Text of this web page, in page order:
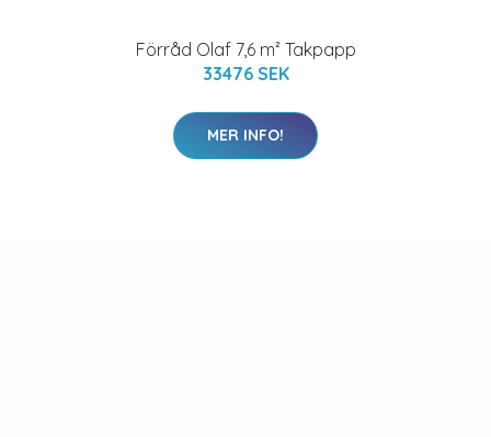
Förråd Olaf 7,6 m² Takpapp
33476 SEK
MER INFO!